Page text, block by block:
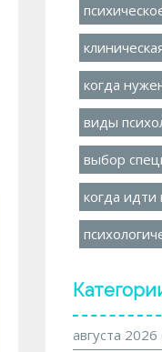
когда
виды
выбор
когда идти
августа 2026